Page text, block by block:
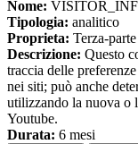
Nome:
Tipologia: analitico
Proprieta: Terza-parte
Descrizione: Questo
traccia delle
nei siti; può anche
utilizzando la nuova o
Youtube.
Durata: 6 mesi